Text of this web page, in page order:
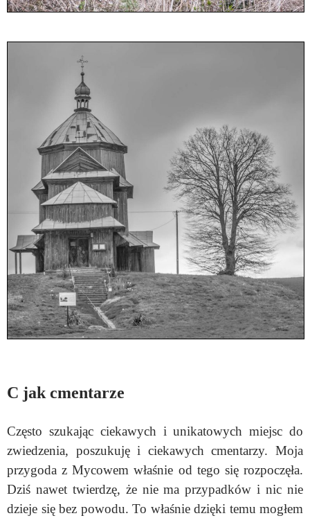
C jak cmentarze
Często szukając ciekawych i unikatowych miejsc do
zwiedzenia, poszukuję i ciekawych cmentarzy. Moja
przygoda z Mycowem właśnie od tego się rozpoczęła.
Dziś nawet twierdzę, że nie ma przypadków i nic nie
dzieje się bez powodu. To właśnie dzięki temu mogłem